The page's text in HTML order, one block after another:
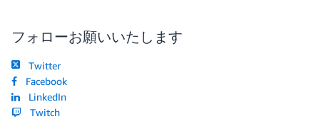
フォローお願いいたします
Twitter
Facebook
LinkedIn
Twitch